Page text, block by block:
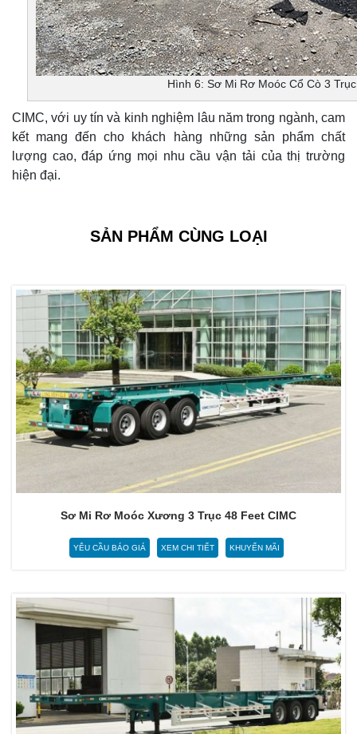
Hình 6: Sơ Mi Rơ Moóc Cổ Cò 3
CIMC, với uy tín và kinh nghiệm lâu năm trong ngành, cam
kết mang đến cho khách hàng những sản phẩm chất
lượng cao, đáp ứng mọi nhu cầu vận tải của thị trường
hiện đại.
SẢN PHẨM CÙNG LOẠI
Sơ Mi Rơ Moóc Xương 3 Trục 48 Feet CIMC
YÊU CẦU BÁO GIÁ XEM CHI TIẾT KHUYẾN MÃI